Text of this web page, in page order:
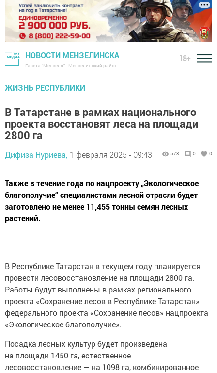
НОВОСТИ МЕНЗЕЛИНСКА
Газета "Мензеля" - Мензелинский район
18+
ЖИЗНЬ РЕСПУБЛИКИ
В Татарстане в рамках национального
проекта восстановят леса на площади
2800 га
Дифиза Нуриева, 1 февраля 2025 - 09:43 573 0 0
Также в течение года по нацпроекту „Экологическое
благополучие“ специалистами лесной отрасли будет
заготовлено не менее 11,455 тонны семян лесных
растений.
В Республике Татарстан в текущем году планируется
провести лесовосстановление на площади 2800 га.
Работы будут выполнены в рамках регионального
проекта «Сохранение лесов в Республике Татарстан»
федерального проекта «Сохранение лесов» нацпроекта
«Экологическое благополучие».
Посадка лесных культур будет произведена
на площади 1450 га, естественное
лесовосстановление — на 1098 га, комбинированное